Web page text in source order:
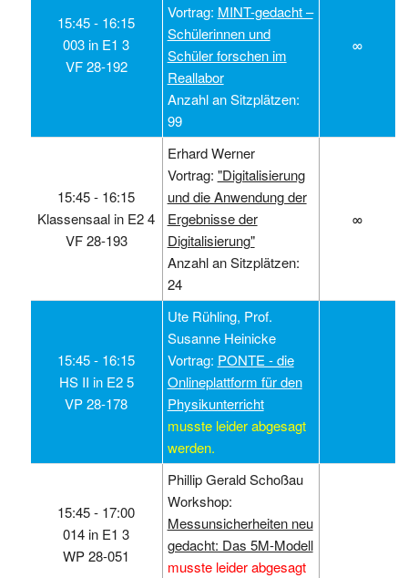
15:45 ‑ 16:15
003 in E1 3
VF 28-192
Vortrag: MINT-gedacht –
Schülerinnen und
Schüler forschen im
Reallabor
Anzahl an Sitzplätzen:
99
∞
15:45 ‑ 16:15
Klassensaal in E2 4
VF 28-193
Erhard Werner
Vortrag: "Digitalisierung
und die Anwendung der
Ergebnisse der
Digitalisierung"
Anzahl an Sitzplätzen:
24
∞
15:45 ‑ 16:15
HS II in E2 5
VP 28-178
Ute Rühling, Prof.
Susanne Heinicke
Vortrag: PONTE - die
Onlineplattform für den
Physikunterricht
musste leider abgesagt
werden.
15:45 ‑ 17:00
014 in E1 3
WP 28-051
Phillip Gerald Schoßau
Workshop:
Messunsicherheiten neu
gedacht: Das 5M-Modell
musste leider abgesagt